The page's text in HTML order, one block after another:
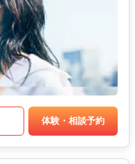
体験・相談予約